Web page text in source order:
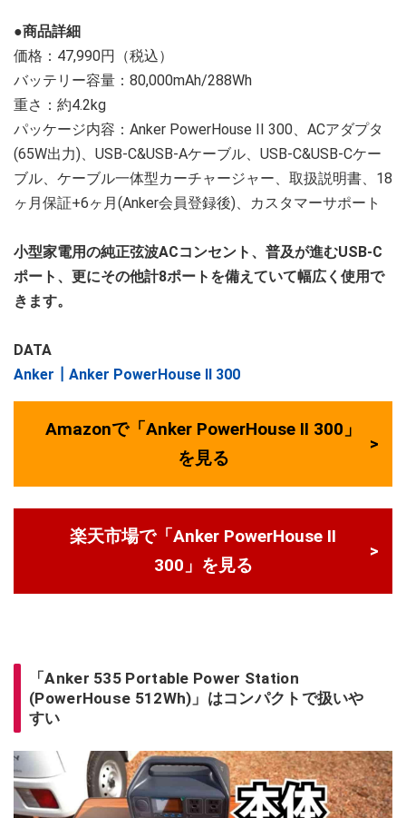
●商品詳細
価格：47,990円（税込）
バッテリー容量：80,000mAh/288Wh
重さ：約4.2kg
パッケージ内容：Anker PowerHouse II 300、ACアダプタ
(65W出力)、USB-C&USB-Aケーブル、USB-C&USB-Cケー
ブル、ケーブル一体型カーチャージャー、取扱説明書、18
ヶ月保証+6ヶ月(Anker会員登録後)、カスタマーサポート
小型家電用の純正弦波ACコンセント、普及が進むUSB-C
ポート、更にその他計8ポートを備えていて幅広く使用で
きます。
DATA
Anker┃Anker PowerHouse II 300
Amazonで「Anker PowerHouse II 300」
を見る
楽天市場で「Anker PowerHouse II
300」を見る
「Anker 535 Portable Power Station
(PowerHouse 512Wh)」はコンパクトで扱いや
すい